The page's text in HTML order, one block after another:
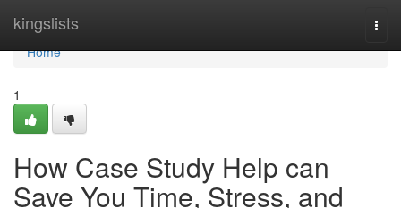
kingslists
Home
Home
1
How Case Study Help can
Save You Time, Stress, and